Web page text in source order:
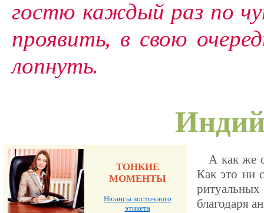
гостю каждый раз по
проявить, в свою
лопнуть.
ТОНКИЕ
МОМЕНТЫ
Нюансы восточного
этикета
А как же
Как это ни
благодаря